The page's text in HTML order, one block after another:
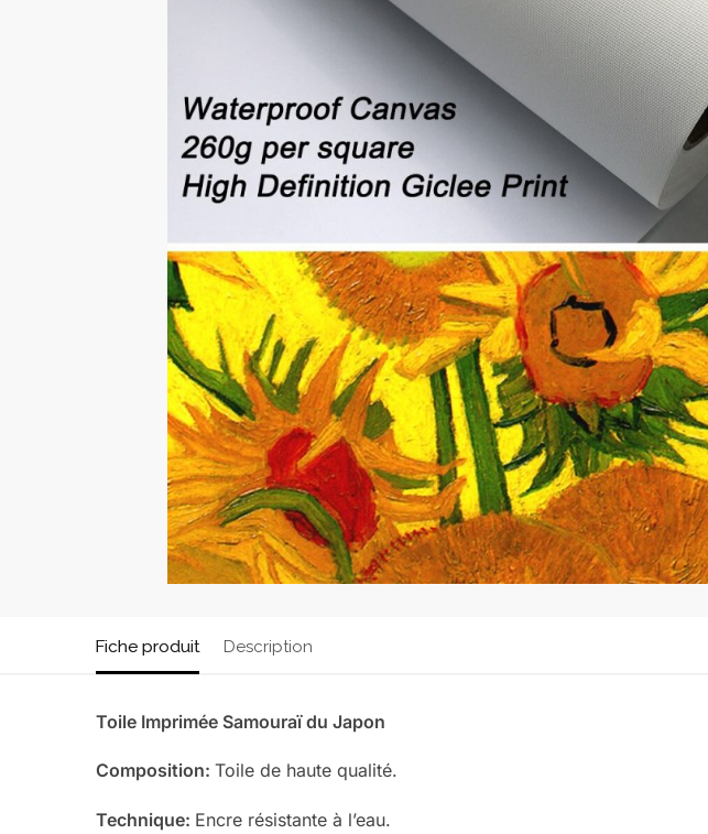
Fiche produit Description
Toile Imprimée Samouraï du Japon
Composition:Toile de haute qualité.
Technique: Encre résistante à l’eau.